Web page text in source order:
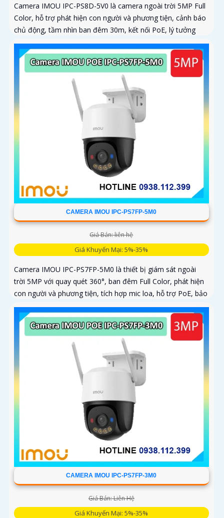
Camera IMOU IPC-PS8D-5V0 là camera ngoài trời 5MP Full
Color, hỗ trợ phát hiện con người và phương tiện, cảnh báo
chủ động, tầm nhìn ban đêm 30m, kết nối PoE, lý tưởng
cho giám sát an ninh tại nhà và doanh nghiệp
CAMERA IMOU IPC-PS7FP-5M0
Giá Bán: liên hệ
Giá Khuyến Mại: 5%-35%
Camera IMOU IPC-PS7FP-5M0 là thiết bị giám sát ngoài
trời 5MP với quay quét 360°, ban đêm Full Color, phát hiện
con người và phương tiện, tích hợp mic loa, hỗ trợ PoE, bảo
vệ an ninh toàn diện
CAMERA IMOU IPC-PS7FP-3M0
Giá Bán: Liên Hệ
Giá Khuyến Mại: 5%-35%